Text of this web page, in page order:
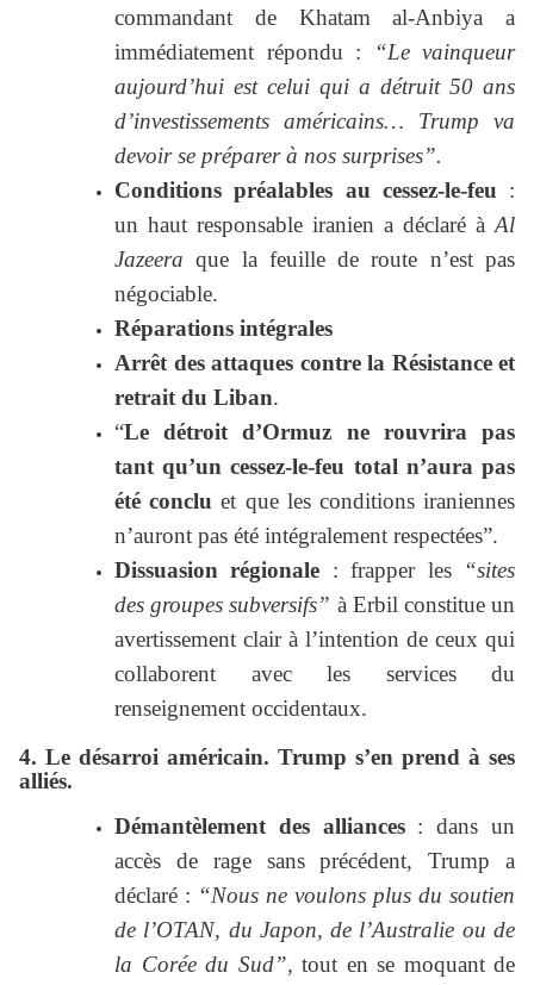
commandant de Khatam al-Anbiya a
immédiatement répondu :
“Le vainqueur
aujourd’hui est celui qui a détruit 50 ans
d’investissements américains… Trump va
devoir se préparer à nos surprises”.
Conditions préalables au cessez-le-feu :
un haut responsable iranien a déclaré à Al
Jazeera que la feuille de route n’est pas
négociable.
Réparations intégrales
Arrêt des attaques contre la Résistance et
retrait du Liban.
“Le détroit d’Ormuz ne rouvrira pas
tant qu’un cessez-le-feu total n’aura pas
été conclu et que les conditions iraniennes
n’auront pas été intégralement respectées”.
Dissuasion régionale : frapper les “sites
des groupes subversifs” à Erbil constitue un
avertissement clair à l’intention de ceux qui
collaborent avec les services du
renseignement occidentaux.
4. Le désarroi américain. Trump s’en prend à ses
alliés.
Démantèlement des alliances: dans un
accès de rage sans précédent, Trump a
déclaré : “Nous ne voulons plus du soutien
de l’OTAN, du Japon, de l’Australie ou de
la Corée du Sud”, tout en se moquant de